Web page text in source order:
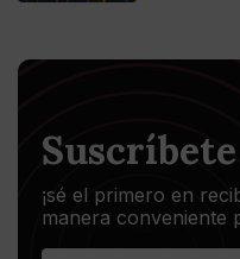
¡sé el primero en
manera conveniente